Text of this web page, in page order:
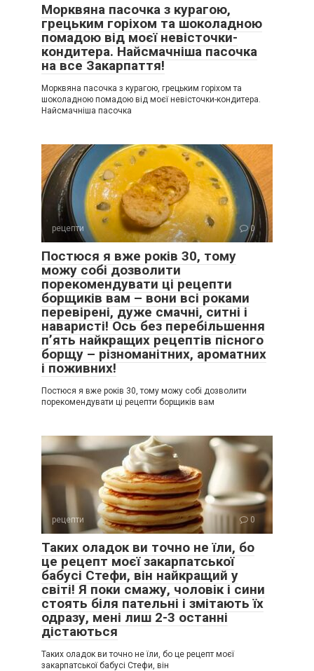
Морквяна пасочка з курагою,
грецьким горіхом та шоколадною
помадою від моєї невісточки-
кондитера. Найсмачніша пасочка
на все Закарпаття!
Морквяна пасочка з курагою, грецьким горіхом та
шоколадною помадою від моєї невісточки-кондитера.
Найсмачніша пасочка
рецепти 0
Постюся я вже років 30, тому
можу собі дозволити
порекомендувати ці рецепти
борщиків вам – вони всі роками
перевірені, дуже смачні, ситні і
наваристі! Ось без перебільшення
п’ять найкращих рецептів пісного
борщу – різноманітних, ароматних
і поживних!
Постюся я вже років 30, тому можу собі дозволити
порекомендувати ці рецепти борщиків вам
рецепти 0
Таких оладок ви точно не їли, бо
це рецепт моєї закарпатської
бабусі Стефи, він найкращий у
світі! Я поки смажу, чоловік і сини
стоять біля пательні і змітають їх
одразу, мені лиш 2-3 останні
дістаються
Таких оладок ви точно не їли, бо це рецепт моєї
закарпатської бабусі Стефи, він